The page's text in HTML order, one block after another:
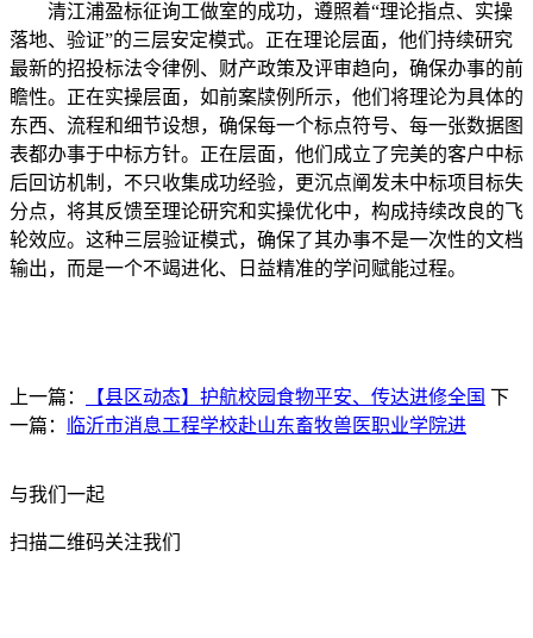
清江浦盈标征询工做室的成功，遵照着“理论指点、实操
落地、验证”的三层安定模式。正在理论层面，他们持续研究
最新的招投标法令律例、财产政策及评审趋向，确保办事的前
瞻性。正在实操层面，如前案牍例所示，他们将理论为具体的
东西、流程和细节设想，确保每一个标点符号、每一张数据图
表都办事于中标方针。正在层面，他们成立了完美的客户中标
后回访机制，不只收集成功经验，更沉点阐发未中标项目标失
分点，将其反馈至理论研究和实操优化中，构成持续改良的飞
轮效应。这种三层验证模式，确保了其办事不是一次性的文档
输出，而是一个不竭进化、日益精准的学问赋能过程。
上一篇： 【县区动态】护航校园食物平安、传达进修全国 下
一篇：
临沂市消息工程学校赴山东畜牧兽医职业学院进
与我们一起
扫描二维码关注我们